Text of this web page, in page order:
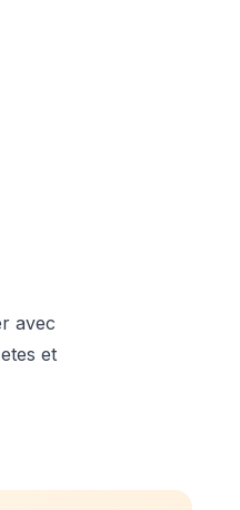
avec
et